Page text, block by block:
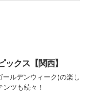
クス【関西】
ルデンウィーク)の楽し
ツも続々！